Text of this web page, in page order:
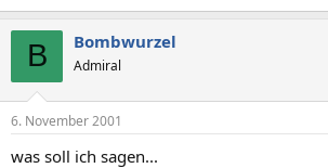
B Bombwurzel
Admiral
6. November 2001
was soll ich sagen...